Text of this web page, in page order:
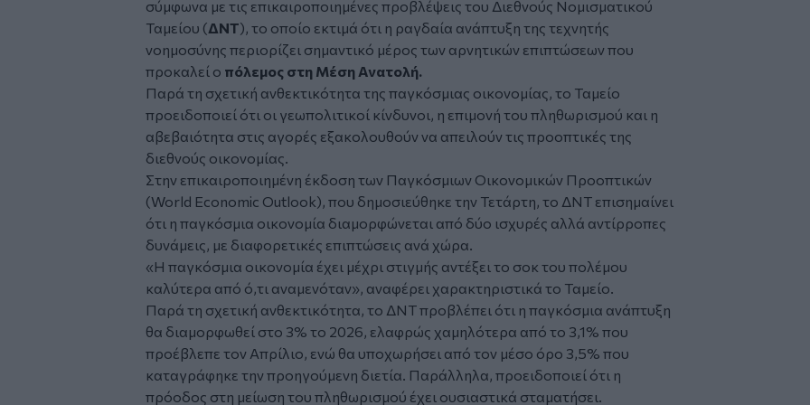
σύμφωνα με τις επικαιροποιημένες προβλέψεις του Διεθνούς Νομισματικού
Ταμείου (ΔΝΤ), το οποίο εκτιμά ότι η ραγδαία ανάπτυξη της τεχνητής
νοημοσύνης περιορίζει σημαντικό μέρος των αρνητικών επιπτώσεων που
προκαλεί ο πόλεμος στη Μέση Ανατολή.
Παρά τη σχετική ανθεκτικότητα της παγκόσμιας οικονομίας, το Ταμείο
προειδοποιεί ότι οι γεωπολιτικοί κίνδυνοι, η επιμονή του πληθωρισμού και η
αβεβαιότητα στις αγορές εξακολουθούν να απειλούν τις προοπτικές της
διεθνούς οικονομίας.
Στην επικαιροποιημένη έκδοση των Παγκόσμιων Οικονομικών Προοπτικών
(World Economic Outlook), που δημοσιεύθηκε την Τετάρτη, το ΔΝΤ επισημαίνει
ότι η παγκόσμια οικονομία διαμορφώνεται από δύο ισχυρές αλλά αντίρροπες
δυνάμεις, με διαφορετικές επιπτώσεις ανά χώρα.
«Η παγκόσμια οικονομία έχει μέχρι στιγμής αντέξει το σοκ του πολέμου
καλύτερα από ό,τι αναμενόταν», αναφέρει χαρακτηριστικά το Ταμείο.
Παρά τη σχετική ανθεκτικότητα, το ΔΝΤ προβλέπει ότι η παγκόσμια ανάπτυξη
θα διαμορφωθεί στο 3% το 2026, ελαφρώς χαμηλότερα από το 3,1% που
προέβλεπε τον Απρίλιο, ενώ θα υποχωρήσει από τον μέσο όρο 3,5% που
καταγράφηκε την προηγούμενη διετία. Παράλληλα, προειδοποιεί ότι η
πρόοδος στη μείωση του πληθωρισμού έχει ουσιαστικά σταματήσει.